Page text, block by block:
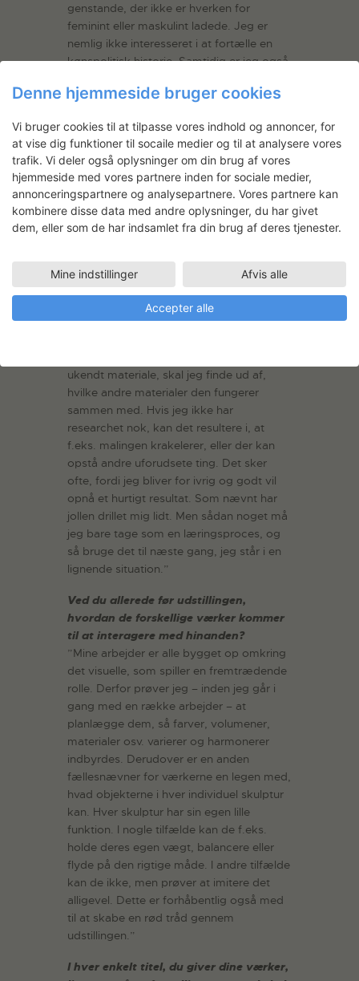
genstande, der ikke er hverken for
feminint eller maskulint ladede. Jeg er
nemlig ikke interesseret i at fortælle en
kønspolitisk historie. Samtidig er jeg også
bliver for symbolsk. Det er sket, at jeg har
lige pludselig opstår der en historie, som
jeg slet ikke er interesseret i at fortælle.
En sidste ting, jeg leder efter i en
genstand, er funktion. Ofte bruger jeg
ting, der kan noget, f.eks. spænde,
spidde, gribe, flyde – og så skal de
selvfølgelig have noget rent visuelt gods.”
Der må være nogle bestemte tekniske
udfordringer, du står overfor i hvert
eneste værk. Hvilke særlige
udfordringer har der været denne
ukendt materiale, skal jeg finde ud af,
hvilke andre materialer den fungerer
sammen med. Hvis jeg ikke har
researchet nok, kan det resultere i, at
f.eks. malingen krakelerer, eller der kan
opstå andre uforudsete ting. Det sker
ofte, fordi jeg bliver for ivrig og godt vil
opnå et hurtigt resultat. Som nævnt har
jollen drillet mig lidt. Men sådan noget må
jeg bare tage som en læringsproces, og
så bruge det til næste gang, jeg står i en
lignende situation.”
Ved du allerede før udstillingen,
hvordan de forskellige værker kommer
til at interagere med hinanden?
”Mine arbejder er alle bygget op omkring
det visuelle, som spiller en fremtrædende
rolle. Derfor prøver jeg – inden jeg går i
gang med en række arbejder – at
planlægge dem, så farver, volumener,
materialer osv. varierer og harmonerer
indbyrdes. Derudover er en anden
fællesnævner for værkerne en legen med,
hvad objekterne i hver individuel skulptur
kan. Hver skulptur har sin egen lille
funktion. I nogle tilfælde kan de f.eks.
holde deres egen vægt, balancere eller
flyde på den rigtige måde. I andre tilfælde
kan de ikke, men prøver at imitere det
alligevel. Dette er forhåbentlig også med
til at skabe en rød tråd gennem
udstillingen.”
I hver enkelt titel, du giver dine værker,
Denne hjemmeside bruger cookies
Vi bruger cookies til at tilpasse vores indhold og annoncer, for
at vise dig funktioner til socaile medier og til at analysere vores
trafik. Vi deler også oplysninger om din brug af vores
hjemmeside med vores partnere inden for sociale medier,
annonceringspartnere og analysepartnere. Vores partnere kan
kombinere disse data med andre oplysninger, du har givet
dem, eller som de har indsamlet fra din brug af deres tjenester.
Mine indstillinger Afvis alle
Accepter alle